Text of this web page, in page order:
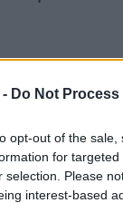
- Do Not
opt-out of the
for
selection. Please
interest-based
φέρνει